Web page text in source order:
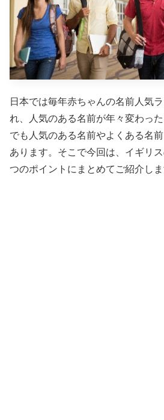
日本では毎年赤ちゃんの名前人気
れ、人気のある名前が年々変わっ
でも人気のある名前やよくある名
あります。そこで今回は、イギリ
つのポイントにまとめてご紹介しま